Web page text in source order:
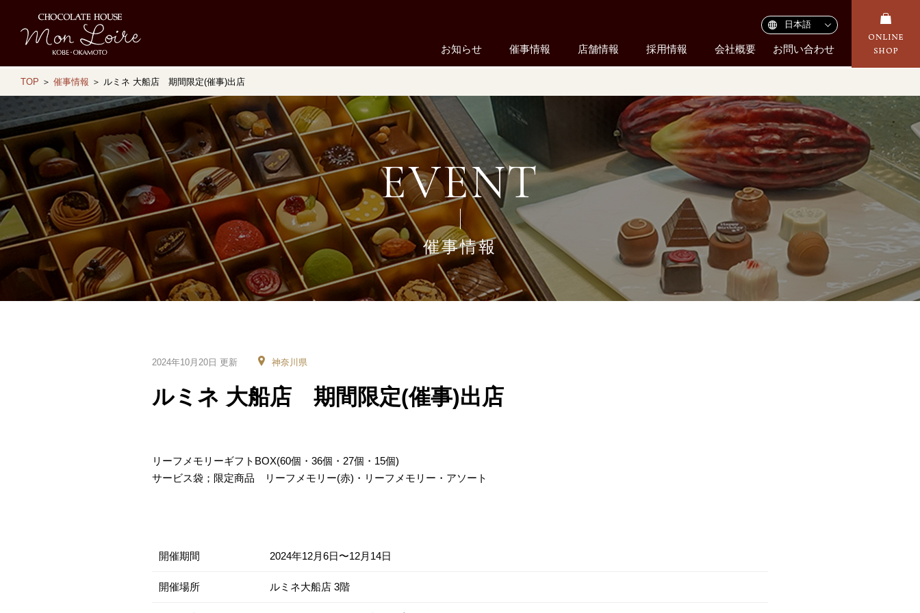
お知らせ 催事情報 店舗情報 採用情報 会社概要 お問い合わせ
TOP ＞ 催事情報 ＞ ルミネ 大船店 期間限定(催事)出店
EVENT
催事情報
2024年10月20日 更新 神奈川県
ルミネ 大船店 期間限定(催事)出店
リーフメモリーギフトBOX(60個・36個・27個・15個)
サービス袋；限定商品 リーフメモリー(赤)・リーフメモリー・アソート
開催期間 2024年12月6日〜12月14日
開催場所 ルミネ大船店 3階